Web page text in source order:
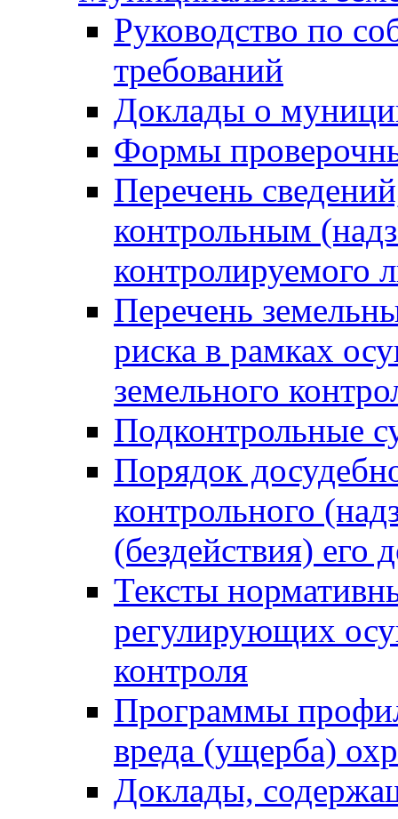
Руководство по
требований
Доклады о
Формы
Перечень
контрольным
контролируемого
Перечень
риска в рамках
земельного
Подконтрольные
Порядок
контрольного
(бездействия)
Тексты
регулирующих
контроля
Программы
вреда (ущерба)
Доклады,